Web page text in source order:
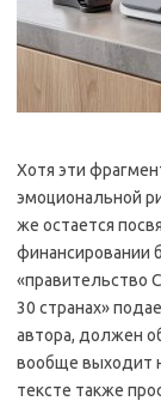
Хотя эти
эмоциональной
же остается
финансировании
«правительство
30 странах»
автора, должен
вообще выходит
тексте также